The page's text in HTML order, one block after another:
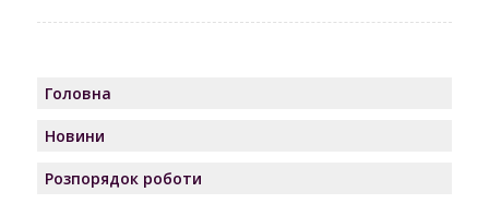
Головна
Новини
Розпорядок роботи